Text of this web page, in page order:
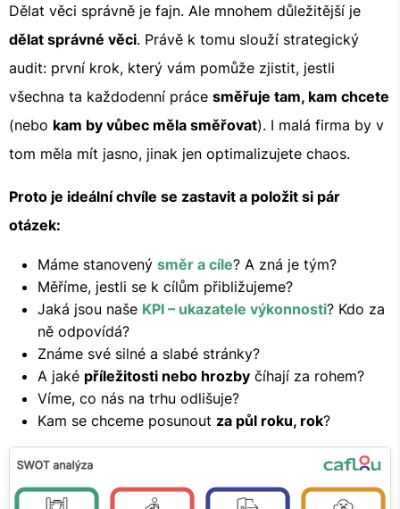
Dělat věci správně je fajn. Ale mnohem důležitější je
dělat správné věci. Právě k tomu slouží strategický
audit: první krok, který vám pomůže zjistit, jestli
všechna ta každodenní práce směřuje tam, kam chcete
(nebo kam by vůbec měla směřovat). I malá firma by v
tom měla mít jasno, jinak jen optimalizujete chaos.
Proto je ideální chvíle se zastavit a položit si pár
otázek:
Máme stanovený směr a cíle? A zná je tým?
Měříme, jestli se k cílům přibližujeme?
Jaká jsou naše KPI – ukazatele výkonnosti? Kdo za
ně odpovídá?
Známe své silné a slabé stránky?
A jaké příležitosti nebo hrozby číhají za rohem?
Víme, co nás na trhu odlišuje?
Kam se chceme posunout za půl roku, rok?